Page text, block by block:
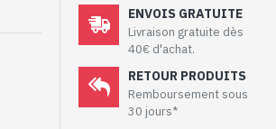
ENVOIS GRATUITE
Livraison gratuite dès
40€ d'achat.
RETOUR PRODUITS
Remboursement sous
30 jours*